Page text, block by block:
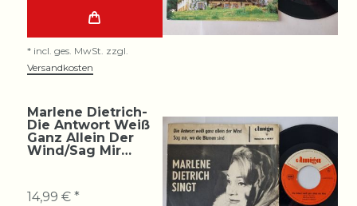
* incl. ges. MwSt. zzgl.
Versandkosten
Marlene Dietrich-
Die Antwort Weiß
Ganz Allein Der
Wind/Sag Mir…
14,99 € *